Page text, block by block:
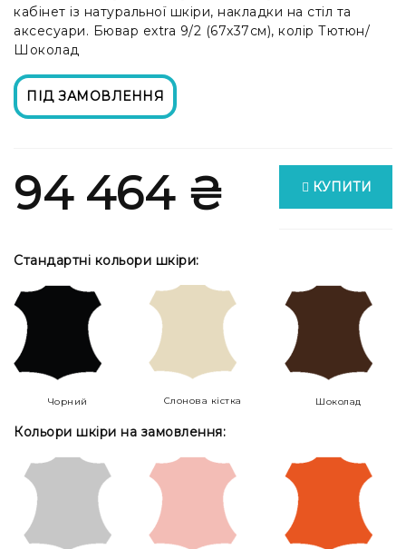
кабінет із натуральної шкіри, накладки на стіл та
аксесуари. Бювар extra 9/2 (67x37см), колір Тютюн/
Шоколад
ПІД ЗАМОВЛЕННЯ
94 464 ₴ КУПИТИ
Стандартні кольори шкіри:
Чорний Слонова кістка Шоколад
Кольори шкіри на замовлення: